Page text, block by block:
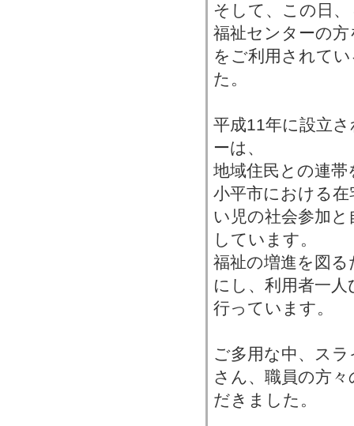
そして、この日
福祉センターの
をご利用されて
た。
平成11年に設立
ーは、
地域住民との連
小平市における
い児の社会参加
しています。
福祉の増進を図
にし、利用者一
行っています。
ご多用な中、ス
さん、職員の方
だきました。